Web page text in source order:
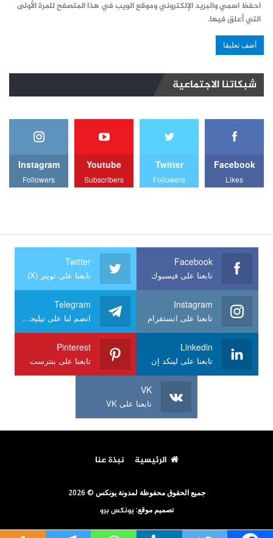
احفظ اسمي والبريد الإلكتروني وموقع الويب في هذا المتصفح للمرة الأولى
التي أعلق فيها.
شبكاتنا الاجتماعية
Facebook
Likes
Twitter
Followers
Youtube
Subscribers
Instagram
Followers
Facebook
تابعنا على فيسبوك
Twitter
تابعنا على تويتر (X)
Instagram
تابعنا على انستقرام
Telegram
انضم لنا على تيليجرام
Linkedin
تابعنا على لينكد إن
Pinterest
تابعنا على بنترست
VK
تابعنا على VK
الرئيسية نبذة عنا
جميع الحقوق محفوظة لمدونة يونكس © 2026
تصميم موقع: يونكس برو